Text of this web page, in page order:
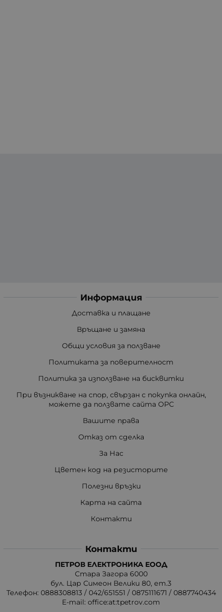
Информация
Доставка и плащане
Връщане и замяна
Общи условия за ползване
Политиката за поверителност
Политика за използване на бисквитки
При възникване на спор, свързан с покупка онлайн,
можете да ползвате сайта ОРС
Вашите права
Отказ от сделка
За Нас
Цветен код на резисторите
Полезни връзки
Карта на сайта
Контакти
Контакти
ПЕТРОВ ЕЛЕКТРОНИКА ЕООД
Стара Загора 6000
бул. Цар Симеон Велики 80, ет.3
Телефон: 0888308813 / 042/651551 / 0875111671 / 0887740434
E-mail: office:at:tpetrov.com